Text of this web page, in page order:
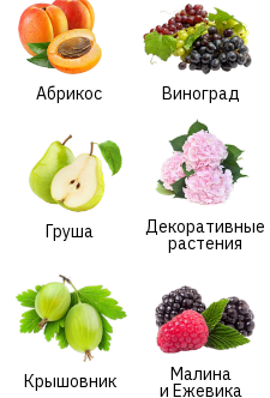
Груша
Написать в WhatsApp
Декоративные
растения
Жимолость
Крышовник и Ежевика
Облепиха
Слива Смородина Хвойники